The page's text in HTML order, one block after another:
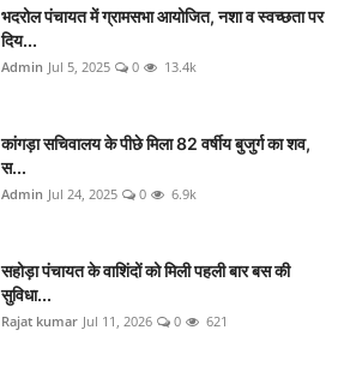
भदरोल पंचायत में ग्रामसभा आयोजित, नशा व स्वच्छता पर
दिय...
Admin Jul 5, 2025 0 13.4k
कांगड़ा सचिवालय के पीछे मिला 82 वर्षीय बुजुर्ग का शव,
स...
Admin Jul 24, 2025 0 6.9k
सहोड़ा पंचायत के वाशिंदों को मिली पहली बार बस की
सुविधा...
Rajat kumar Jul 11, 2026 0 621